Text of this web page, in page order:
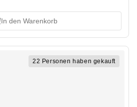
In den Warenkorb
22 Personen haben gekauft